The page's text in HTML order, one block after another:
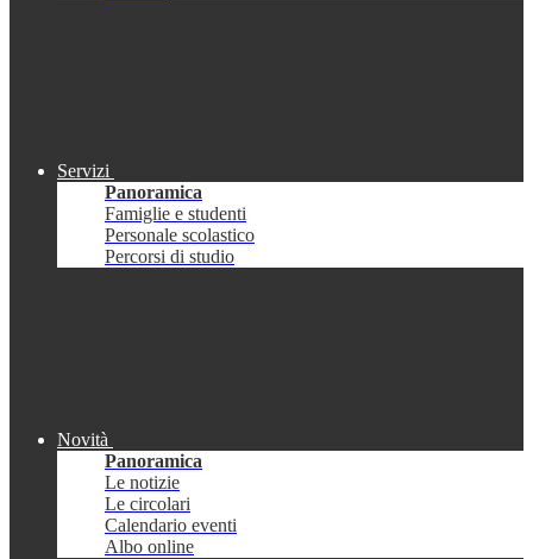
Servizi
Panoramica
Famiglie e studenti
Personale scolastico
Percorsi di studio
Novità
Panoramica
Le notizie
Le circolari
Calendario eventi
Albo online